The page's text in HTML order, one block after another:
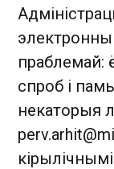
электронны
праблемай:
спроб і
некаторыя